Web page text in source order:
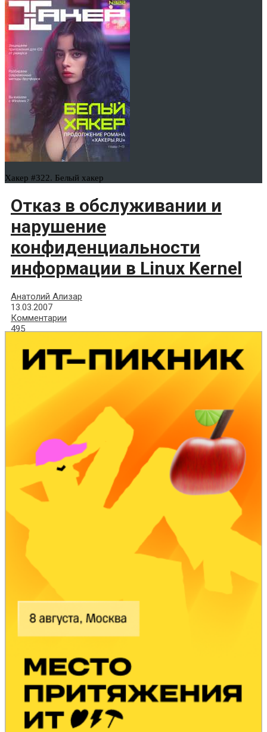
Хакер #322. Белый хакер
Отказ в обслуживании и
нарушение
конфиденциальности
информации в Linux Kernel
Анатолий Ализар
13.03.2007
Комментарии
495